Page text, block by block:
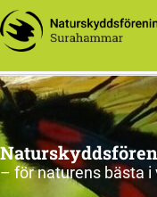
– för naturens bästa i